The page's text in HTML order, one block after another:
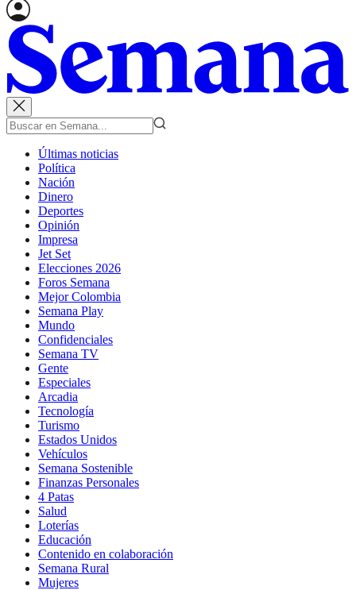
Últimas noticias
Política
Nación
Dinero
Deportes
Opinión
Impresa
Jet Set
Elecciones 2026
Foros Semana
Mejor Colombia
Semana Play
Mundo
Confidenciales
Semana TV
Gente
Especiales
Arcadia
Tecnología
Turismo
Estados Unidos
Vehículos
Semana Sostenible
Finanzas Personales
4 Patas
Salud
Loterías
Educación
Contenido en colaboración
Semana Rural
Mujeres